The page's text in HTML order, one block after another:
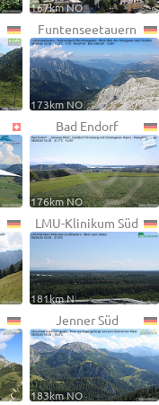
167km NO
Funtenseetauern
173km NO
Bad Endorf
176km NO
LMU-Klinikum Süd
181km N
Jenner Süd
183km NO